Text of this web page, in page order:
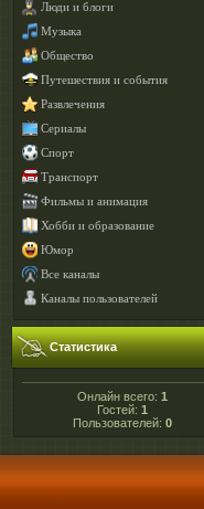
Люди и блоги
Музыка
Общество
Путешествия и события
Развлечения
Сериалы
Спорт
Транспорт
Фильмы и анимация
Хобби и образование
Юмор
Все каналы
Каналы пользователей
Статистика
Онлайн всего: 1
Гостей: 1
Пользователей: 0